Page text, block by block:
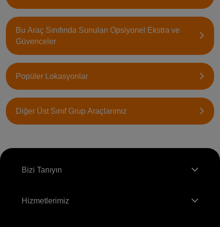
Bu Araç Sınıfında Sunulan Opsiyonel Ekstra ve
Güvenceler
Popüler Lokasyonlar
Diğer Üst Sınıf Grup Araçlarımız
Bizi Tanıyın
Hizmetlerimiz